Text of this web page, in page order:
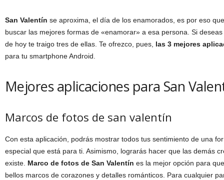
San Valentín se aproxima, el día de los enamorados, es por eso
buscar las mejores formas de «enamorar» a esa persona. Si
de hoy te traigo tres de ellas. Te ofrezco, pues, las 3 mejores
para tu smartphone Android.
Mejores aplicaciones para San
Marcos de fotos de san valentín
Con esta aplicación, podrás mostrar todos tus sentimiento de una
especial que está para ti. Asimismo, lograrás hacer que las demás
existe. Marco de fotos de San Valentín es la mejor opción para que
bellos marcos de corazones y detalles románticos. Para cualquier